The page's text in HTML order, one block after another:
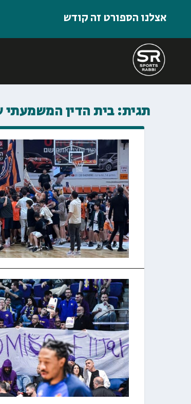
אצלנו הספורט זה קודש
תגית:בית הדין המשמעתי